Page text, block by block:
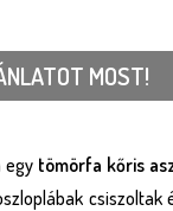
MOST!
egy tömörfa kőris